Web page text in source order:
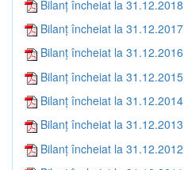
Bilanţ încheiat la 31.12.2018
Bilanţ încheiat la 31.12.2017
Bilanţ încheiat la 31.12.2016
Bilanţ încheiat la 31.12.2015
Bilanţ încheiat la 31.12.2014
Bilanţ încheiat la 31.12.2013
Bilanţ încheiat la 31.12.2012